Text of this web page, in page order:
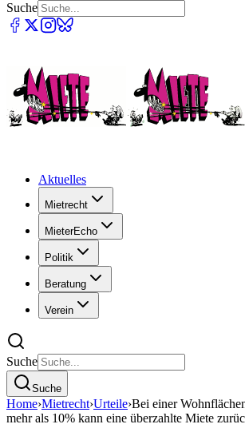
Suche
Aktuelles
Mietrecht
MieterEcho
Politik
Beratung
Verein
Suche
Suche
Home›Mietrecht›Urteile›Bei einer
mehr als 10% kann eine überzahlte Miete